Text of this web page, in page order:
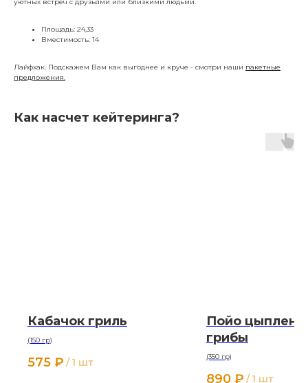
Площадь: 24,33
Вместимость: 14
Лайфхак. Подскажем Вам как выгоднее и круче - смотри наши пакетные
предложения.
Как насчет кейтеринга?
Кабачок гриль
(150 гр)
575 ₽ / 1 шт
Пойо
грибы
(350 гр)
890 ₽ / 1 шт